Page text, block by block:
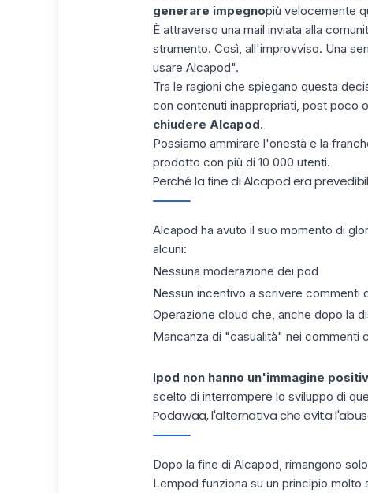
generare impegnopiù velocemente
È attraverso una mail inviata alla
strumento. Così, all'improvviso. Una
usare Alcapod".
Tra le ragioni che spiegano questa
con contenuti inappropriati, post poco
chiudere Alcapod.
Possiamo ammirare l'onestà e la
prodotto con più di 10 000 utenti.
Perché la fine di Alcapod era
Alcapod ha avuto il suo momento di
alcuni:
Nessuna moderazione dei pod
Nessun incentivo a scrivere commenti
Operazione cloud che, anche dopo la
Mancanza di "casualità" nei commenti
Ipod non hanno un'immagine
scelto di interrompere lo sviluppo di
Podawaa, l'alternativa che evita
Dopo la fine di Alcapod, rimangono
Lempod funziona su un principio molto